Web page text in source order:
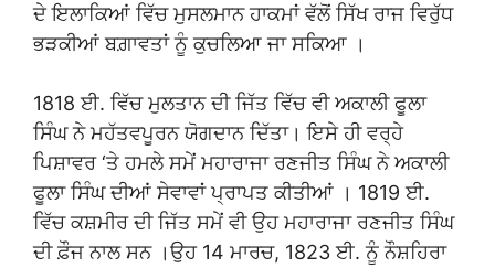
ਦੇ ਇਲਾਕਿਆਂ ਵਿੱਚ ਮੁਸਲਮਾਨ ਹਾਕਮਾਂ ਵੱਲੋਂ ਸਿੱਖ ਰਾਜ ਵਿਰੁੱਧ
ਭੜਕੀਆਂ ਬਗ਼ਾਵਤਾਂ ਨੂੰ ਕੁਚਲਿਆ ਜਾ ਸਕਿਆ ।
1818 ਈ. ਵਿੱਚ ਮੁਲਤਾਨ ਦੀ ਜਿੱਤ ਵਿੱਚ ਵੀ ਅਕਾਲੀ ਫੂਲਾ
ਸਿੰਘ ਨੇ ਮਹੱਤਵਪੂਰਨ ਯੋਗਦਾਨ ਦਿੱਤਾ। ਇਸੇ ਹੀ ਵਰ੍ਹੇ
ਪਿਸ਼ਾਵਰ ‘ਤੇ ਹਮਲੇ ਸਮੇਂ ਮਹਾਰਾਜਾ ਰਣਜੀਤ ਸਿੰਘ ਨੇ ਅਕਾਲੀ
ਫੂਲਾ ਸਿੰਘ ਦੀਆਂ ਸੇਵਾਵਾਂ ਪ੍ਰਾਪਤ ਕੀਤੀਆਂ । 1819 ਈ.
ਵਿੱਚ ਕਸ਼ਮੀਰ ਦੀ ਜਿੱਤ ਸਮੇਂ ਵੀ ਉਹ ਮਹਾਰਾਜਾ ਰਣਜੀਤ ਸਿੰਘ
ਦੀ ਫ਼ੌਜ ਨਾਲ ਸਨ ।ਉਹ 14 ਮਾਰਚ, 1823 ਈ. ਨੂੰ ਨੌਸ਼ਹਿਰਾ